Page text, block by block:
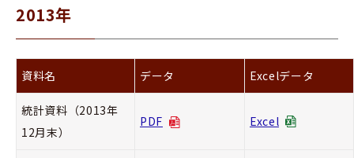
2013年
資料名 データ Excelデータ
統計資料（2013年
12月末）
PDF Excel